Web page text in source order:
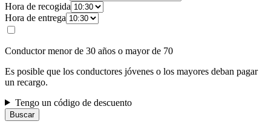
Hora de recogida
Hora de entrega
Conductor menor de 30 años o mayor de 70
Es posible que los conductores jóvenes o los mayores deban pagar
un recargo.
Tengo un código de descuento
Buscar